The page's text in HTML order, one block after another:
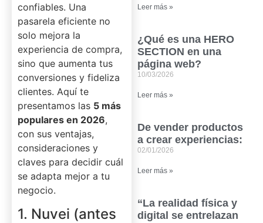
confiables. Una
pasarela eficiente no
solo mejora la
experiencia de compra,
sino que aumenta tus
conversiones y fideliza
clientes. Aquí te
presentamos las 5 más
populares en 2026,
con sus ventajas,
consideraciones y
claves para decidir cuál
se adapta mejor a tu
negocio.
1. Nuvei (antes
Leer más »
¿Qué es una HERO
SECTION en una
página web?
10/03/2026
Leer más »
De vender productos
a crear experiencias:
02/01/2026
Leer más »
“La realidad física y
digital se entrelazan